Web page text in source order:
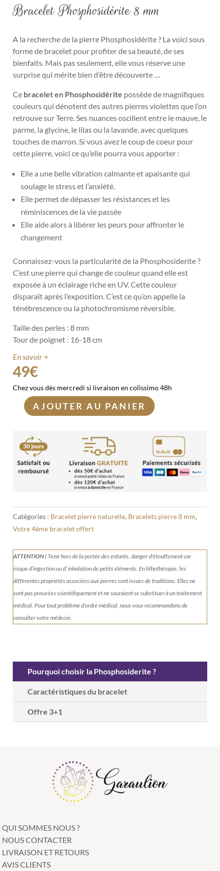
Bracelet Phosphosidérite 8 mm
A la recherche de la pierre Phosphosidérite ? La voici sous
forme de bracelet pour profiter de sa beauté, de ses
bienfaits. Mais pas seulement, elle vous réserve une
surprise qui mérite bien d’être découverte …
Ce bracelet en Phosphosidérite possède de magnifiques
couleurs qui dénotent des autres pierres violettes que l’on
retrouve sur Terre. Ses nuances oscillent entre le mauve, le
parme, la glycine, le lilas ou la lavande, avec quelques
touches de marron. Si vous avez le coup de coeur pour
cette pierre, voici ce qu’elle pourra vous apporter :
Elle a une belle vibration calmante et apaisante qui
soulage le stress et l’anxiété.
Elle permet de dépasser les résistances et les
réminiscences de la vie passée
Elle aide alors à libérer les peurs pour affronter le
changement
Connaissez-vous la particularité de la Phosphosiderite ?
C’est une pierre qui change de couleur quand elle est
exposée à un éclairage riche en UV. Cette couleur
disparaît après l’exposition. C’est ce qu’on appelle la
ténébrescence ou la photochromisme réversible.
Taille des perles : 8 mm
Tour de poignet : 16-18 cm
En savoir +
49€
Chez vous dès mercredi si livraison en colissimo 48h
quantité
Bracelet
Phosphosidérite
mm
AJOUTER AU PANIER
Catégories : Bracelet pierre naturelle, Bracelets pierre 8 mm,
Votre 4ème bracelet offert
ATTENTION !Tenirhors de la portée des enfants, danger d'étouffement car
risque d’ingestion ou d’ inhalation de petits éléments.En lithothérapie, les
différentes propriétés associées aux pierres sont issues de traditions. Elles ne
sont pas prouvées scientifiquement et ne sauraient se substituer à un traitement
médical. Pour tout problème d'ordre médical, nous vous recommandons de
consulter votre médecin.
Pourquoi choisir la Phosphosiderite ?
Caractéristiques du bracelet
Offre 3+1
QUI SOMMES NOUS ?
NOUS CONTACTER
LIVRAISON ET RETOURS
AVIS CLIENTS